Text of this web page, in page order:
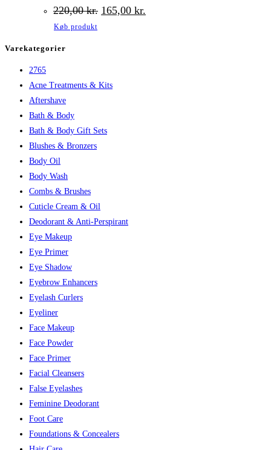
220,00kr. Den
oprindelige
165,00 kr.
aktuelle
Køb produkt
Varekategorier
2765
Acne Treatments & Kits
Aftershave
Bath & Body
Bath & Body Gift Sets
Blushes & Bronzers
Body Oil
Body Wash
Combs & Brushes
Cuticle Cream & Oil
Deodorant & Anti-Perspirant
Eye Makeup
Eye Primer
Eye Shadow
Eyebrow Enhancers
Eyelash Curlers
Eyeliner
Face Makeup
Face Powder
Face Primer
Facial Cleansers
False Eyelashes
Feminine Deodorant
Foot Care
Foundations & Concealers